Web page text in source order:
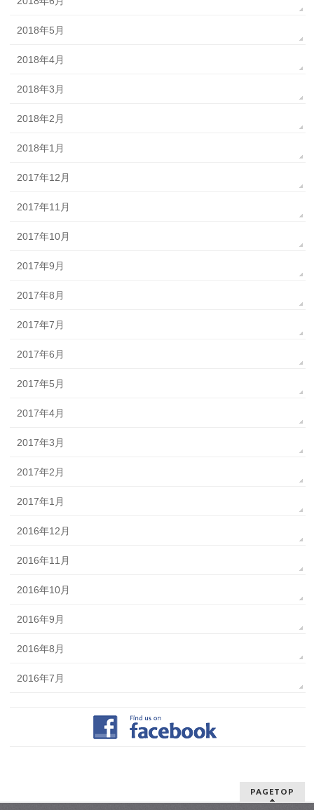
2018年5月
2018年4月
2018年3月
2018年2月
2018年1月
2017年12月
2017年11月
2017年10月
2017年9月
2017年8月
2017年7月
2017年6月
2017年5月
2017年4月
2017年3月
2017年2月
2017年1月
2016年12月
2016年11月
2016年10月
2016年9月
2016年8月
2016年7月
PAGETOP